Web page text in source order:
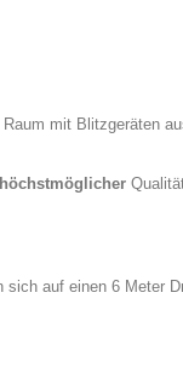
mit Blitzgeräten
höchstmöglicher
auf einen 6 Meter